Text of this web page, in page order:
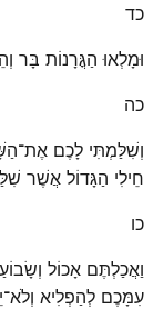
כד
וּמָלְאוּ הַגֳּרָנוֹת בָּר
כה
וְשִׁלַּמְתִּי לָכֶם
חֵילִי הַגָּדוֹל אֲשֶׁר
כו
וַאֲכַלְתֶּם אָכוֹל
עִמָּכֶם לְהַפְלִיא